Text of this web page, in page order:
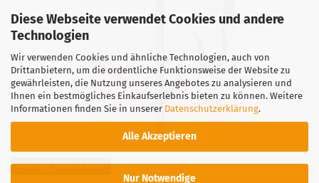
Diese Webseite verwendet Cookies und andere
Technologien
Wir verwenden Cookies und ähnliche Technologien, auch von
Drittanbietern, um die ordentliche Funktionsweise der Website zu
gewährleisten, die Nutzung unseres Angebotes zu analysieren und
Ihnen ein bestmögliches Einkaufserlebnis bieten zu können. Weitere
Informationen finden Sie in unserer Datenschutzerklärung.
Alle Akzeptieren
Nur Notwendige
Vertrag widerrufen